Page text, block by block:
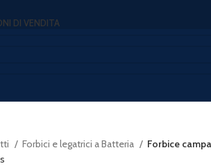
DI VENDITA
Forbici e legatrici a Batteria
Forbice